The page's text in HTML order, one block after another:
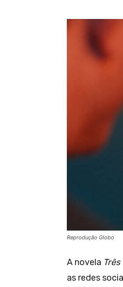
Reprodução Globo
A novela
as redes